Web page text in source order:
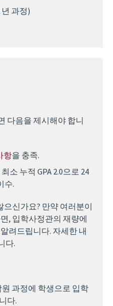
과정)
다음을 제시해야 합니
항을 충족.
소 누적 GPA 2.0으로 24
수.
신가요? 만약 여러분이
, 입학사정관의 재량에
려드립니다. 자세한 내
다.
과정에 학생으로 입학
다.